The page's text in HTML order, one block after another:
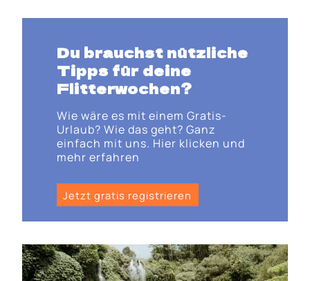
Du brauchst nützliche
Tipps für deine
Flitterwochen?
Wie wäre es mit einem Gratis-
Urlaub? Wie das geht? Ganz
einfach mit uns. Hier klicken und
mehr erfahren
Jetzt gratis registrieren